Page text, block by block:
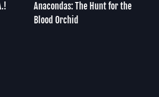
Anacondas: The Hunt for the
Blood Orchid